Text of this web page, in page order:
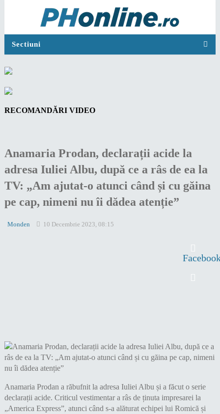
Sectiuni
RECOMANDĂRI VIDEO
Anamaria Prodan, declarații acide la
adresa Iuliei Albu, după ce a râs de ea la
TV: „Am ajutat-o atunci când și cu găina
pe cap, nimeni nu îi dădea atenție”
Monden 10 Decembrie 2023, 08:15
Anamaria Prodan a răbufnit la adresa Iuliei Albu și a făcut o serie
declarații acide. Criticul vestimentar a râs de ținuta impresarei la
„America Express”, atunci când s-a alăturat echipei lui Romică și